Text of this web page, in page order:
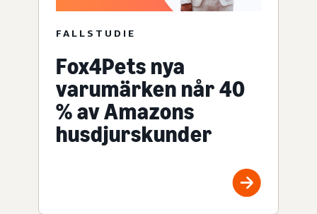
FALLSTUDIE
Fox4Pets nya
varumärken når 40
% av Amazons
husdjurskunder